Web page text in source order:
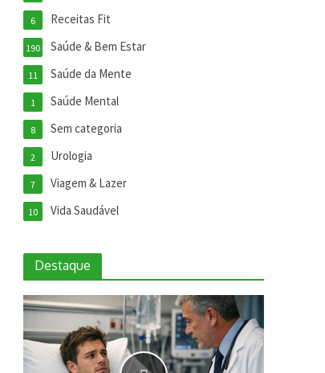
Receitas Fit
6
Saúde & Bem Estar
190
Saúde da Mente
11
Saúde Mental
1
Sem categoria
8
Urologia
2
Viagem & Lazer
7
Vida Saudável
10
Destaque